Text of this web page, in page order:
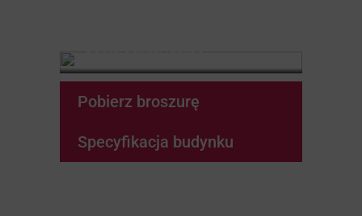
Pobierz broszurę
Specyfikacja budynku